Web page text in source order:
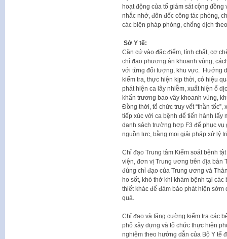
hoạt động của tổ giám sát cộng
nhắc nhở, đôn đốc công tác phòng,
các biện pháp phòng, chống dịch
Sở Y tế:
Căn cứ vào đặc điểm, tính chất, cơ
chỉ đạo phương án khoanh vùng,
với từng đối tượng, khu vực. Hướng
kiểm tra, thực hiện kịp thời, có hiệu
phát hiện ca lây nhiễm, xuất hiện ổ
khẩn trương bao vây khoanh vùng,
Đồng thời, tổ chức truy vết “thần
tiếp xúc với ca bệnh để tiến hành lấy
danh sách trường hợp F3 để phục
nguồn lực, bằng mọi giải pháp xử lý
Chỉ đạo Trung tâm Kiểm soát bệnh
viện, đơn vị Trung ương trên địa bàn
đúng chỉ đạo của Trung ương và
ho sốt, khó thở khi khám bệnh tại
thiết khác để đảm bảo phát hiện
quả.
Chỉ đạo và tăng cường kiểm tra các
phố xây dựng và tổ chức thực hiện
nghiệm theo hướng dẫn của Bộ Y tế